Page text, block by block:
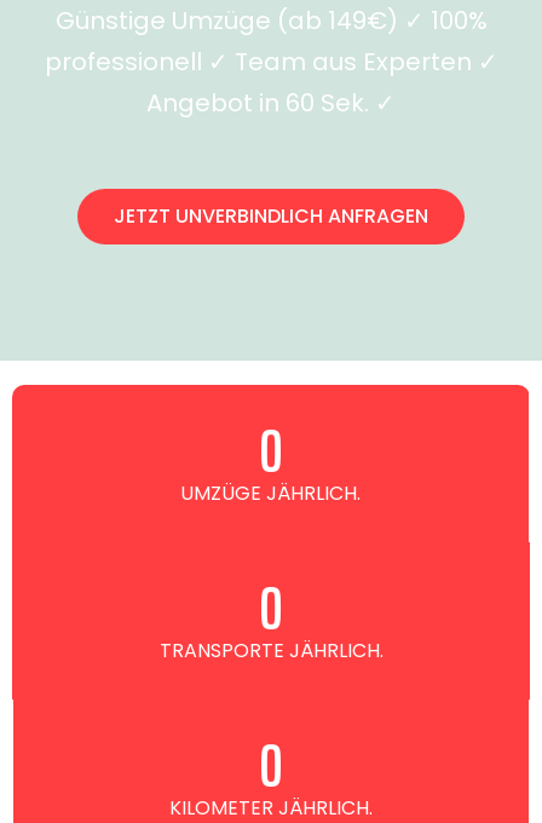
Günstige Umzüge (ab 149€) ✓ 100%
professionell ✓ Team aus Experten ✓
Angebot in 60 Sek. ✓
JETZT UNVERBINDLICH ANFRAGEN
UMZÜGE JÄHRLICH.
0
TRANSPORTE JÄHRLICH.
0
KILOMETER JÄHRLICH.
0